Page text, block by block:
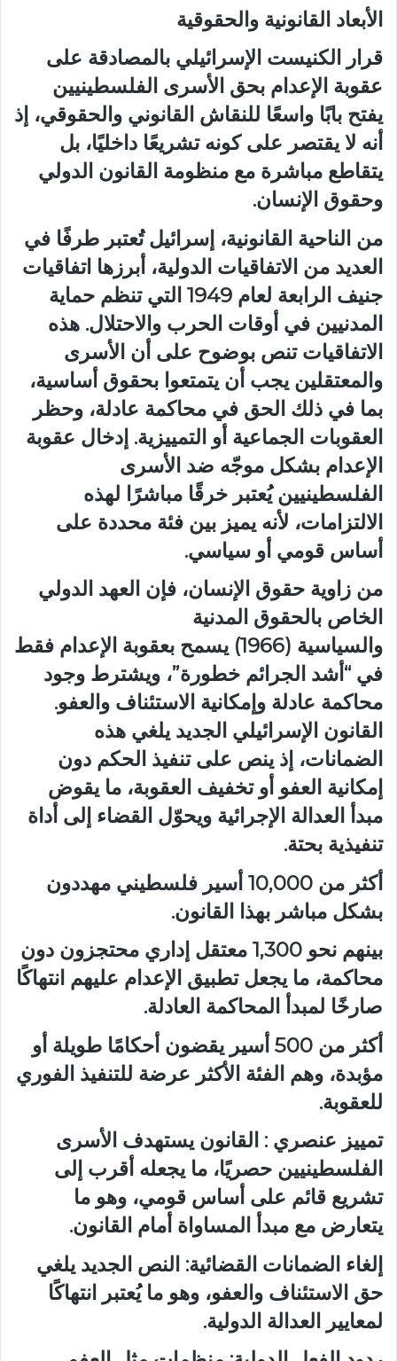
الأبعاد القانونية والحقوقية
قرار الكنيست الإسرائيلي بالمصادقة على
عقوبة الإعدام بحق الأسرى الفلسطينيين
يفتح بابًا واسعًا للنقاش القانوني والحقوقي، إذ
أنه لا يقتصر على كونه تشريعًا داخليًا، بل
يتقاطع مباشرة مع منظومة القانون الدولي
وحقوق الإنسان.
من الناحية القانونية، إسرائيل تُعتبر طرفًا في
العديد من الاتفاقيات الدولية، أبرزها اتفاقيات
جنيف الرابعة لعام 1949 التي تنظم حماية
المدنيين في أوقات الحرب والاحتلال. هذه
الاتفاقيات تنص بوضوح على أن الأسرى
والمعتقلين يجب أن يتمتعوا بحقوق أساسية،
بما في ذلك الحق في محاكمة عادلة، وحظر
العقوبات الجماعية أو التمييزية. إدخال عقوبة
الإعدام بشكل موجّه ضد الأسرى
الفلسطينيين يُعتبر خرقًا مباشرًا لهذه
الالتزامات، لأنه يميز بين فئة محددة على
أساس قومي أو سياسي.
من زاوية حقوق الإنسان، فإن العهد الدولي
الخاص بالحقوق المدنية
والسياسية (1966) يسمح بعقوبة الإعدام فقط
في “أشد الجرائم خطورة”، ويشترط وجود
محاكمة عادلة وإمكانية الاستئناف والعفو.
القانون الإسرائيلي الجديد يلغي هذه
الضمانات، إذ ينص على تنفيذ الحكم دون
إمكانية العفو أو تخفيف العقوبة، ما يقوض
مبدأ العدالة الإجرائية ويحوّل القضاء إلى أداة
تنفيذية بحتة.
أكثر من 10,000 أسير فلسطيني مهددون
بشكل مباشر بهذا القانون.
بينهم نحو 1,300 معتقل إداري محتجزون دون
محاكمة، ما يجعل تطبيق الإعدام عليهم انتهاكًا
صارخًا لمبدأ المحاكمة العادلة.
أكثر من 500 أسير يقضون أحكامًا طويلة أو
مؤبدة، وهم الفئة الأكثر عرضة للتنفيذ الفوري
للعقوبة.
تمييز عنصري : القانون يستهدف الأسرى
الفلسطينيين حصريًا، ما يجعله أقرب إلى
تشريع قائم على أساس قومي، وهو ما
يتعارض مع مبدأ المساواة أمام القانون.
إلغاء الضمانات القضائية: النص الجديد يلغي
حق الاستئناف والعفو، وهو ما يُعتبر انتهاكًا
لمعايير العدالة الدولية.